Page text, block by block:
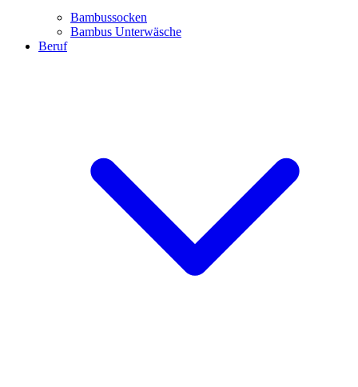
Bambussocken
Bambus Unterwäsche
Beruf